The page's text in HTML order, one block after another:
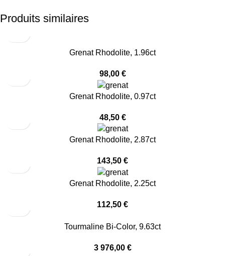
Produits similaires
Grenat Rhodolite, 1.96ct
98,00 €
Grenat Rhodolite, 0.97ct
48,50 €
Grenat Rhodolite, 2.87ct
143,50 €
Grenat Rhodolite, 2.25ct
112,50 €
Tourmaline Bi-Color, 9.63ct
3 976,00 €